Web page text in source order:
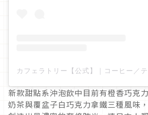
新款甜點系沖泡飲中目前有橙香巧克
奶茶與覆盆子白巧克力拿鐵三種風味